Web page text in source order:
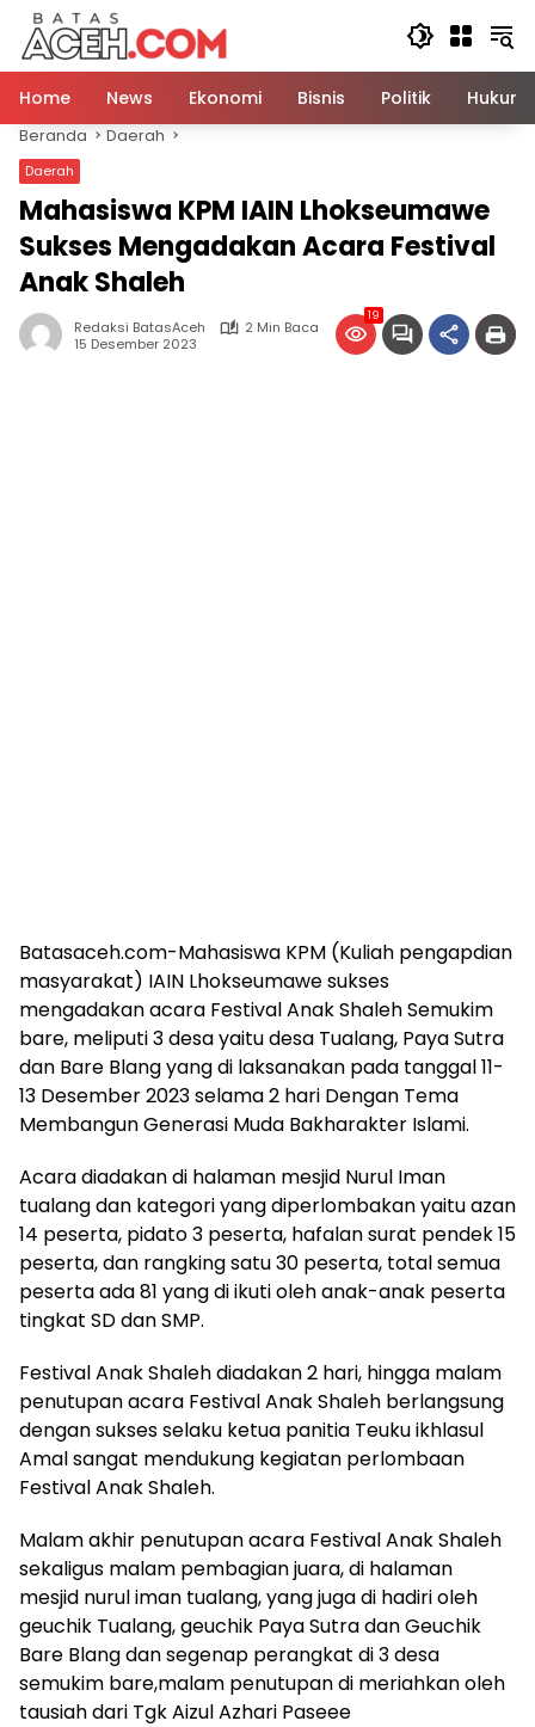
Langsung
konten
Home
News Ekonomi Bisnis Politik Hukum
Beranda Daerah
Daerah
Mahasiswa KPM IAIN Lhokseumawe
Sukses Mengadakan Acara Festival
Anak Shaleh
Redaksi BatasAceh
2 Min Baca
15 Desember 2023
19
Batasaceh.com-Mahasiswa KPM (Kuliah pengapdian
masyarakat) IAIN Lhokseumawe sukses
mengadakan acara Festival Anak Shaleh Semukim
bare, meliputi 3 desa yaitu desa Tualang, Paya Sutra
dan Bare Blang yang di laksanakan pada tanggal 11-
13 Desember 2023 selama 2 hari Dengan Tema
Membangun Generasi Muda Bakharakter Islami.
Acara diadakan di halaman mesjid Nurul Iman
tualang dan kategori yang diperlombakan yaitu azan
14 peserta, pidato 3 peserta, hafalan surat pendek 15
peserta, dan rangking satu 30 peserta, total semua
peserta ada 81 yang di ikuti oleh anak-anak peserta
tingkat SD dan SMP.
Festival Anak Shaleh diadakan 2 hari, hingga malam
penutupan acara Festival Anak Shaleh berlangsung
dengan sukses selaku ketua panitia Teuku ikhlasul
Amal sangat mendukung kegiatan perlombaan
Festival Anak Shaleh.
Malam akhir penutupan acara Festival Anak Shaleh
sekaligus malam pembagian juara, di halaman
mesjid nurul iman tualang, yang juga di hadiri oleh
geuchik Tualang, geuchik Paya Sutra dan Geuchik
Bare Blang dan segenap perangkat di 3 desa
semukim bare,malam penutupan di meriahkan oleh
tausiah dari Tgk Aizul Azhari Paseee